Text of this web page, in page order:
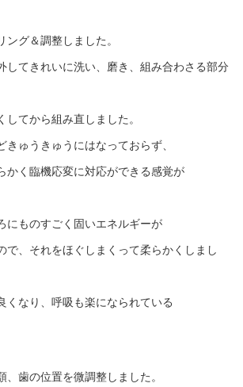
ング＆調整しました。
してきれいに洗い、磨き、組み合わさる部分
てから組み直しました。
きゅうきゅうにはなっておらず、
かく臨機応変に対応ができる感覚が
にものすごく固いエネルギーが
で、それをほぐしまくって柔らかくしまし
くなり、呼吸も楽になられている
、歯の位置を微調整しました。